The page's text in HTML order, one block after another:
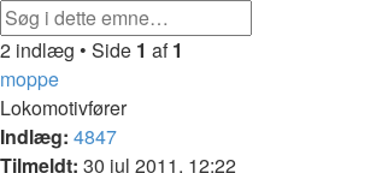
2 indlæg • Side 1 af1
moppe
Lokomotivfører
Indlæg: 4847
Tilmeldt: 30 jul 2011, 12:22